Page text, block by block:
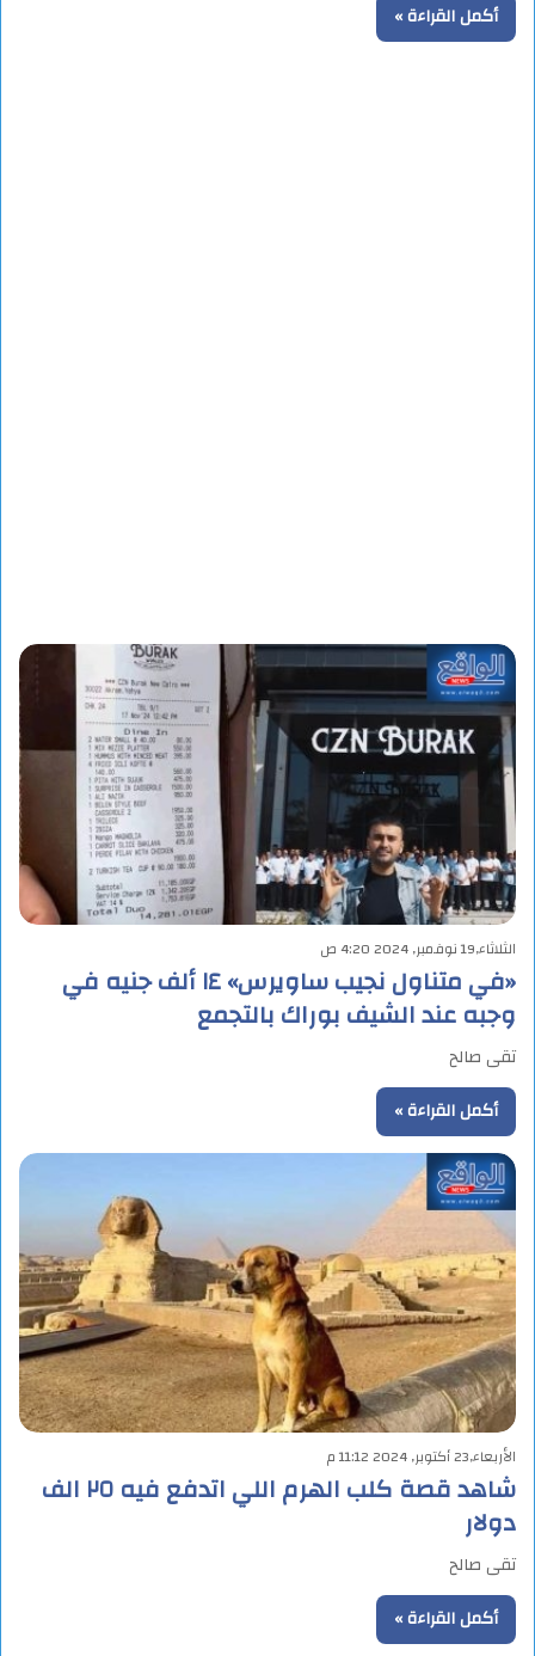
أكمل القراءة »
الثلاثاء,19 نوفمبر, 2024 4:20 ص
«في متناول نجيب ساويرس» ١٤ ألف جنيه في
وجبه عند الشيف بوراك بالتجمع
تقى صالح
أكمل القراءة »
الأربعاء,23 أكتوبر, 2024 11:12 م
شاهد قصة كلب الهرم اللي اتدفع فيه ٢٥ الف
دولار
تقى صالح
أكمل القراءة »